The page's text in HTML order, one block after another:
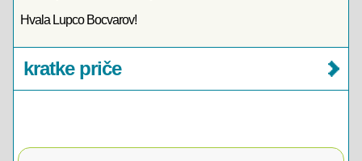
Hvala Lupco Bocvarov!
kratke priče